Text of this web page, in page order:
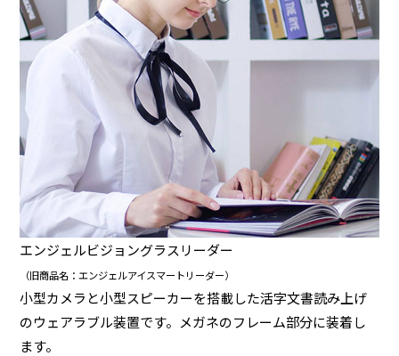
エンジェルビジョングラスリーダー
（旧商品名：エンジェルアイスマートリーダー）
小型カメラと小型スピーカーを搭載した活字文書読み上げ
のウェアラブル装置です。メガネのフレーム部分に装着し
ます。